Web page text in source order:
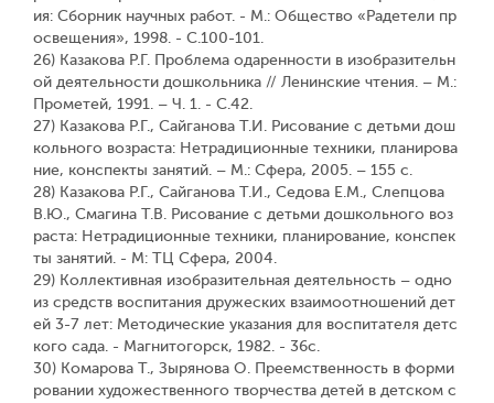
ия: Сборник научных работ. - М.: Общество «Радетели пр
освещения», 1998. - С.100-101.
26) Казакова Р.Г. Проблема одаренности в изобразительн
ой деятельности дошкольника // Ленинские чтения. – М.:
Прометей, 1991. – Ч. 1. - С.42.
27) Казакова Р.Г., Сайганова Т.И. Рисование с детьми дош
кольного возраста: Нетрадиционные техники, планирова
ние, конспекты занятий. – М.: Сфера, 2005. – 155 с.
28) Казакова Р.Г., Сайганова Т.И., Седова Е.М., Слепцова
В.Ю., Смагина Т.В. Рисование с детьми дошкольного воз
раста: Нетрадиционные техники, планирование, конспек
ты занятий. - М: ТЦ Сфера, 2004.
29) Коллективная изобразительная деятельность – одно
из средств воспитания дружеских взаимоотношений дет
ей 3-7 лет: Методические указания для воспитателя детс
кого сада. - Магнитогорск, 1982. - 36с.
30) Комарова Т., Зырянова О. Преемственность в форми
ровании художественного творчества детей в детском с